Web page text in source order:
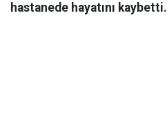
hastanede hayatını kaybetti.